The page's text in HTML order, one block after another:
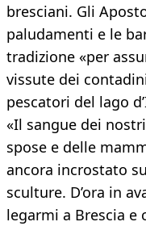
bresciani. Gli
paludamenti e le
tradizione «per
vissute dei
pescatori del lago
«Il sangue dei
spose e delle
ancora incrostato
sculture. D’ora in
legarmi a Brescia e